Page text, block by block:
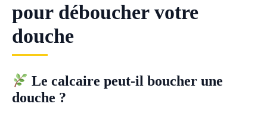
pour déboucher votre
douche
Le calcaire peut-il boucher une
douche ?